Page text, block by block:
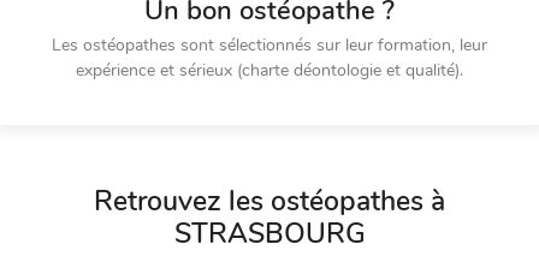
Un bon ostéopathe ?
Les ostéopathes sont sélectionnés sur leur formation, leur
expérience et sérieux (charte déontologie et qualité).
Retrouvez les ostéopathes à
STRASBOURG